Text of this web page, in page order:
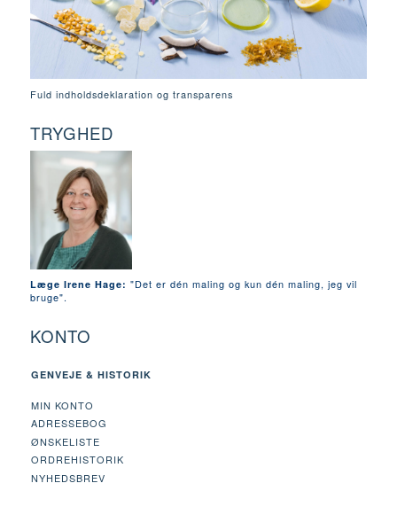
Fuld indholdsdeklaration og transparens
TRYGHED
Læge Irene Hage: "Det er dén maling og kun dén maling, jeg vil
bruge".
KONTO
GENVEJE & HISTORIK
MIN KONTO
ADRESSEBOG
ØNSKELISTE
ORDREHISTORIK
NYHEDSBREV